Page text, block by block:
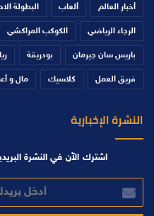
أخبار العالم ألعاب البطولة
الرجاء الرياضي الكوكب المراكشي
باريس سان جيرمان بودريقة
فريق العمل كلاسيك مال و
النشرة الإخبارية
اشترك الآن في النشرة
بريدك
الإلكتروني